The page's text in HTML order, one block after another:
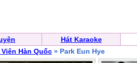
Hát Karaoke
Hàn Quốc » Park Eun Hye